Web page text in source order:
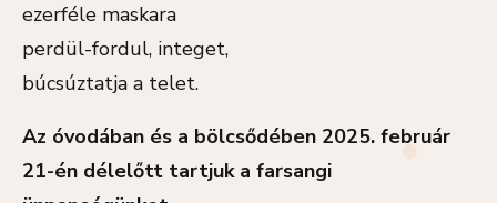
ezerféle maskara
perdül-fordul, integet,
búcsúztatja a telet.
Az óvodában és a bölcsődében 2025. február
21-én délelőtt tartjuk a farsangi